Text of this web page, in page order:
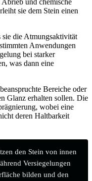
sie dem Stein einen
sie die Atmungsaktivität
Anwendungen
bei starker
was dann eine
Bereiche oder
Glanz erhalten sollen. Die
wobei eine
deren Haltbarkeit
den Stein von innen
Versiegelungen
bilden und den